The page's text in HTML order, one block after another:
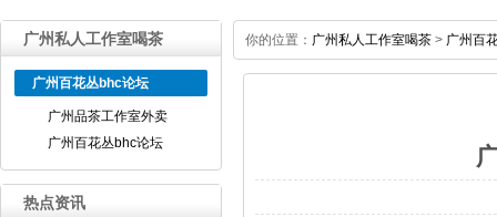
广州私人工作室喝茶
广州百花丛bhc论坛
广州品茶工作室外卖
广州百花丛bhc论坛
热点资讯
你的位置： 广州私人工作室喝茶 > 广州百